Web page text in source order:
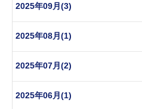
2025年09月(3)
2025年08月(1)
2025年07月(2)
2025年06月(1)